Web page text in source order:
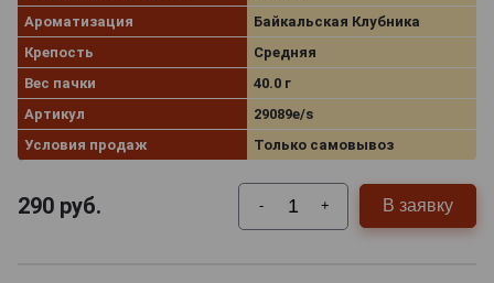
Ароматизация
Байкальская Клубника
Крепость
Средняя
Вес пачки
40.0 г
Артикул
29089e/s
Условия продаж
Только самовывоз
290 руб. - + В заявку